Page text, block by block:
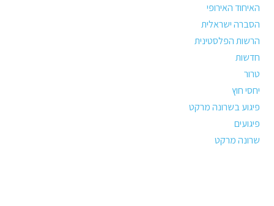
האיחוד האירופי
הסברה ישראלית
הרשות הפלסטינית
חדשות
טרור
יחסי חוץ
פיגוע בשרונה מרקט
פיגועים
שרונה מרקט